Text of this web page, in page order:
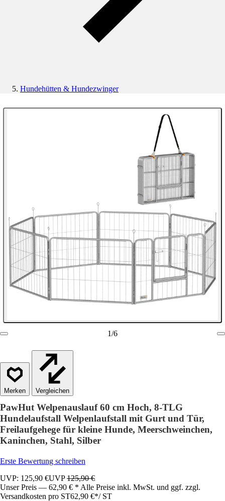
Hundehütten & Hundezwinger
1/6
Vergleichen
PawHut Welpenauslauf 60 cm Hoch, 8-TLG
Hundelaufstall Welpenlaufstall mit Gurt und Tür,
Freilaufgehege für kleine Hunde, Meerschweinchen,
Kaninchen, Stahl, Silber
Erste Bewertung schreiben
UVP: 125,90 €UVP125,90 €
Unser Preis — 62,90 € * Alle Preise inkl. MwSt. und ggf. zzgl.
Versandkosten pro ST62,90 €*/ ST